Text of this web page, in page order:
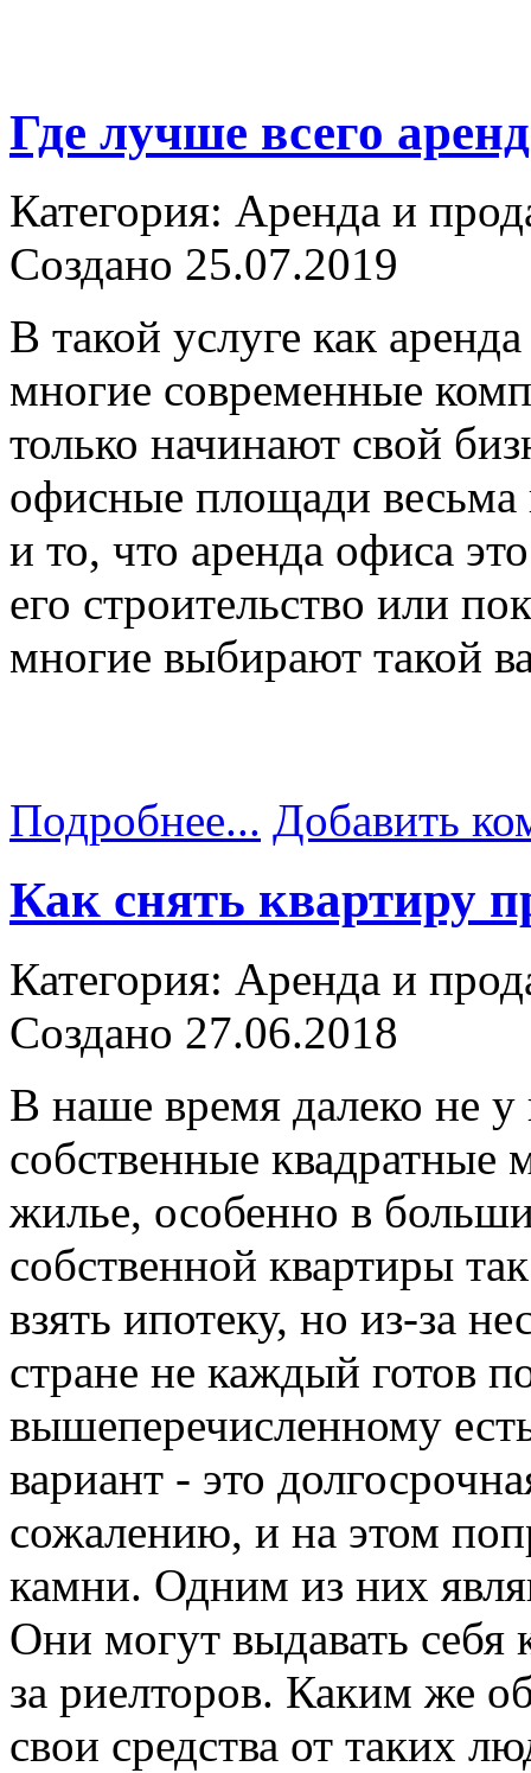
Где лучше всего
Категория: Аренда и
Создано 25.07.2019
В такой услуге как
многие современные
только начинают свой
офисные площади весьма
и то, что аренда офиса
его строительство или
многие выбирают такой
Подробнее... Добавить
Как снять квартиру
Категория: Аренда и
Создано 27.06.2018
В наше время далеко не у
собственные квадратные
жилье, особенно в
собственной квартиры
взять ипотеку, но из-за
стране не каждый готов
вышеперечисленному
вариант - это
сожалению, и на этом
камни. Одним из них
Они могут выдавать себя
за риелторов. Каким же
свои средства от таких